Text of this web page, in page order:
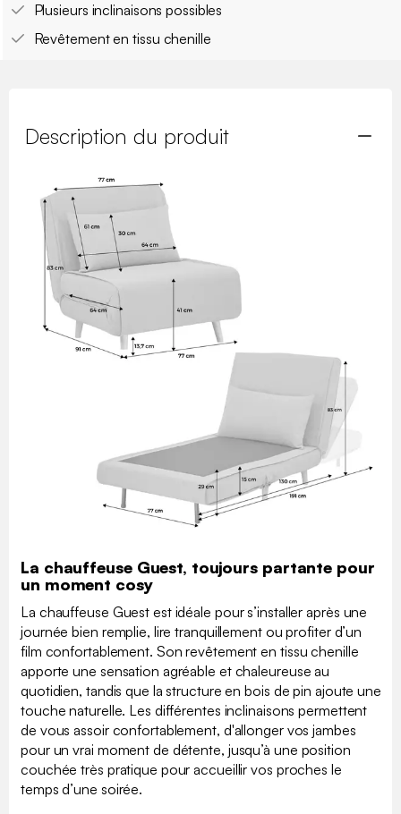
Plusieurs inclinaisons possibles
Revêtement en tissu chenille
Description du produit
La chauffeuse Guest, toujours partante pour
un moment cosy
La chauffeuse Guest est idéale pour s’installer après une
journée bien remplie, lire tranquillement ou profiter d’un
film confortablement. Son revêtement en tissu chenille
apporte une sensation agréable et chaleureuse au
quotidien, tandis que la structure en bois de pin ajoute une
touche naturelle. Les différentes inclinaisons permettent
de vous assoir confortablement, d'allonger vos jambes
pour un vrai moment de détente, jusqu’à une position
couchée très pratique pour accueillir vos proches le
temps d’une soirée.